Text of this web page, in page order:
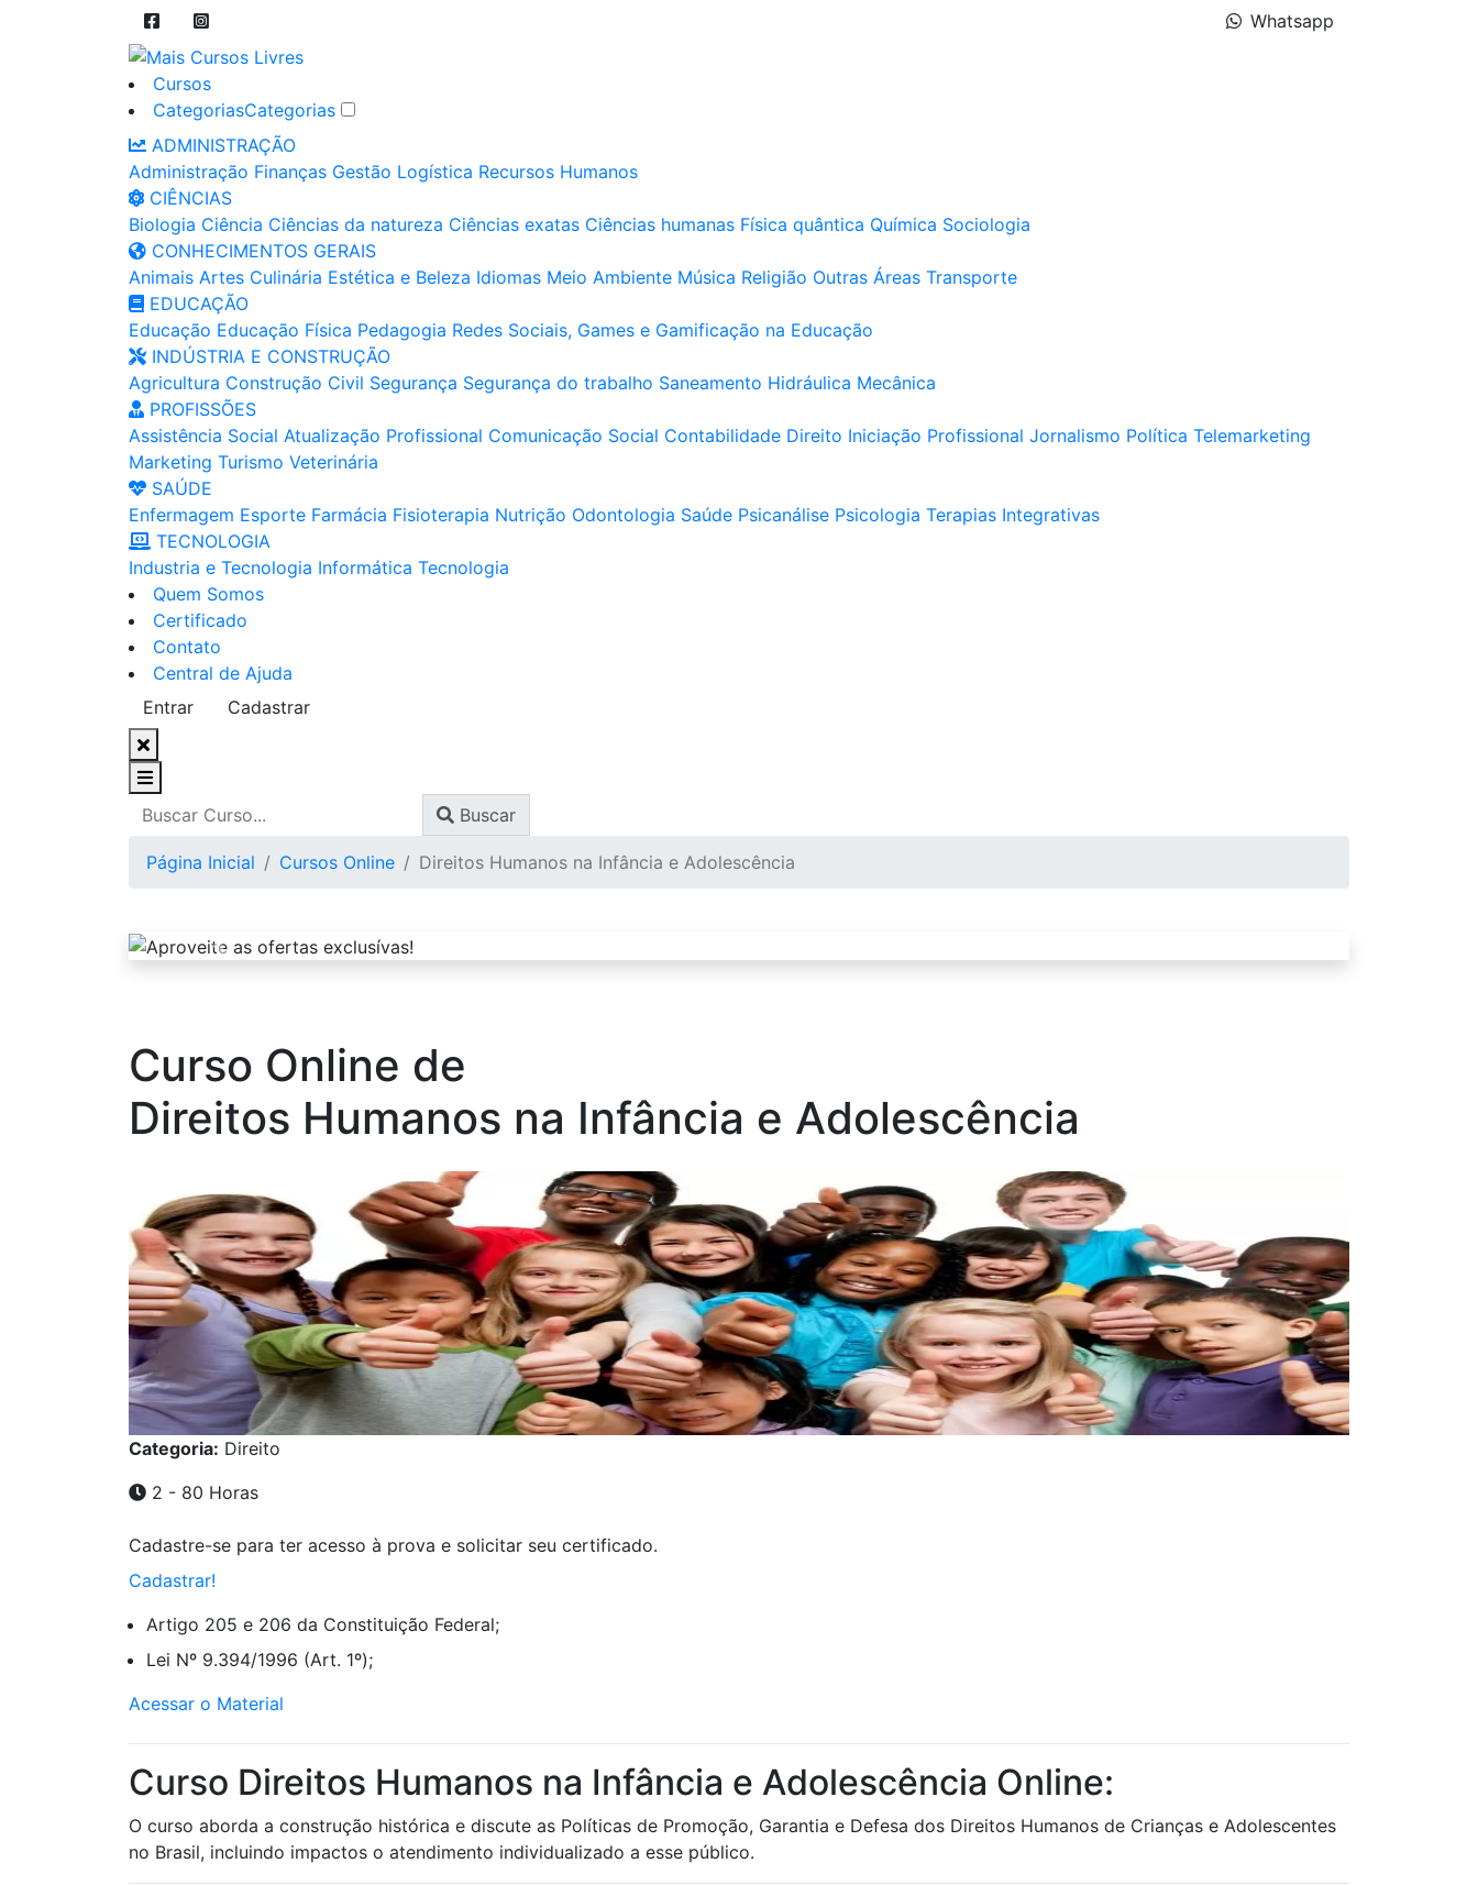
Whatsapp
Cursos
CategoriasCategorias
ADMINISTRAÇÃO
Administração Finanças Gestão Logística Recursos Humanos
CIÊNCIAS
Biologia Ciência Ciências da natureza Ciências exatas Ciências humanas Física quântica Química Sociologia
CONHECIMENTOS GERAIS
Animais Artes Culinária Estética e Beleza Idiomas Meio Ambiente Música Religião Outras Áreas Transporte
EDUCAÇÃO
Educação Educação Física Pedagogia Redes Sociais, Games e Gamificação na Educação
INDÚSTRIA E CONSTRUÇÃO
Agricultura Construção Civil Segurança Segurança do trabalho Saneamento Hidráulica Mecânica
PROFISSÕES
Assistência Social Atualização Profissional Comunicação Social Contabilidade Direito Iniciação Profissional Jornalismo Política Telemarketing
Marketing Turismo Veterinária
SAÚDE
Enfermagem Esporte Farmácia Fisioterapia Nutrição Odontologia Saúde Psicanálise Psicologia Terapias Integrativas
TECNOLOGIA
Industria e Tecnologia Informática Tecnologia
Quem Somos
Certificado
Contato
Central de Ajuda
Entrar
Cadastrar
Buscar
Página Inicial Cursos Online Direitos Humanos na Infância e Adolescência
Curso Online de
Direitos Humanos na Infância e Adolescência
Categoria: Direito
2 - 80 Horas
Cadastre-se para ter acesso à prova e solicitar seu certificado.
Cadastrar!
Artigo 205 e 206 da Constituição Federal;
Lei Nº 9.394/1996 (Art. 1º);
Acessar o Material
Curso Direitos Humanos na Infância e Adolescência Online:
O curso aborda a construção histórica e discute as Políticas de Promoção, Garantia e Defesa dos Direitos Humanos de Crianças e Adolescentes
no Brasil, incluindo impactos o atendimento individualizado a esse público.